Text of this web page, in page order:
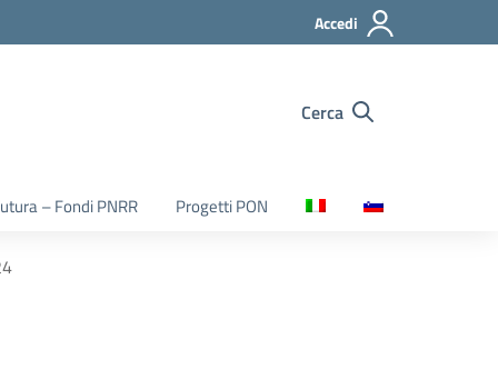
Accedi
Cerca
– Fondi PNRR Progetti PON